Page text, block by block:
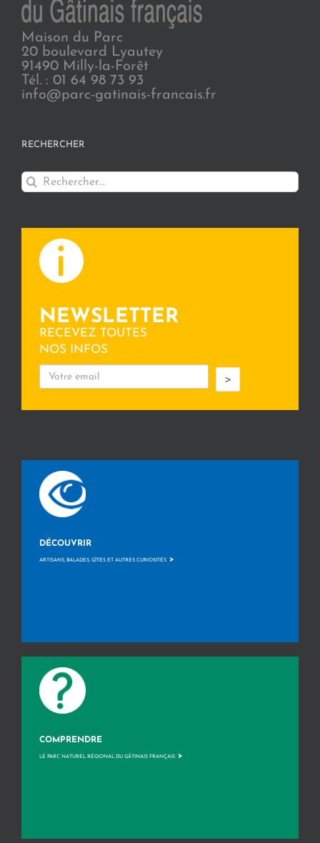
Maison du Parc
20 boulevard Lyautey
91490 Milly-la-Forêt
Tél. : 01 64 98 73 93
info@parc-gatinais-francais.fr
RECHERCHER
Rechercher:
NEWSLETTER
RECEVEZ TOUTES
NOS INFOS
>
DÉCOUVRIR
ARTISANS, BALADES, GÎTES ET AUTRES CURIOSITÉS >
COMPRENDRE
LE PARC NATUREL RÉGIONAL DU GÂTINAIS FRANÇAIS >